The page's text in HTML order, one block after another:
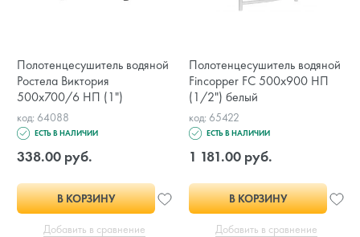
Полотенцесушитель водяной
Ростела Виктория
500х700/6 НП (1")
код: 64088
ЕСТЬ В НАЛИЧИИ
338.00 руб.
В КОРЗИНУ
Добавить в сравнение
Полотенцесушитель водяной
Fincopper FC 500х900 НП
(1/2") белый
код: 65422
ЕСТЬ В НАЛИЧИИ
1 181.00 руб.
В КОРЗИНУ
Добавить в сравнение